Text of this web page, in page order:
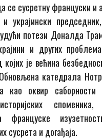
се сусретну француски и
и украјински
потези Доналда
и других
је већина
катедрала
као оквир саборности
историјских
француске
сусрета и догађаја.